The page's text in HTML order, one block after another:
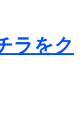
ラをク